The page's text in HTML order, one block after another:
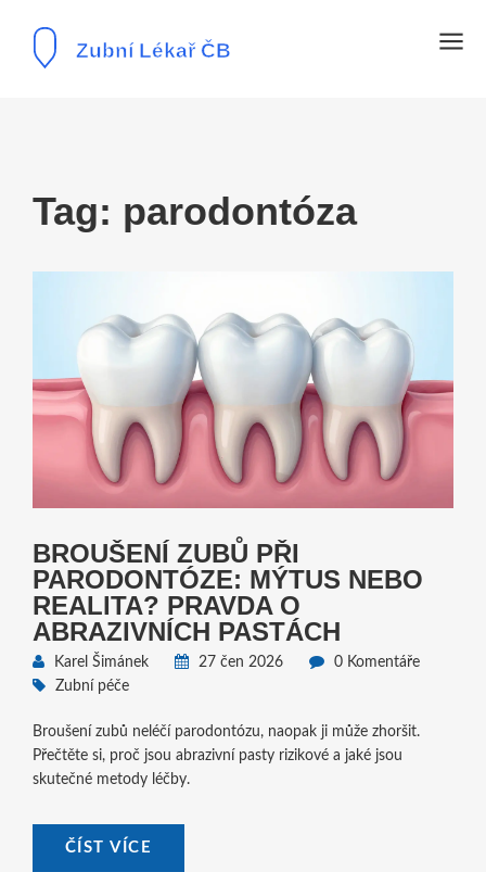
Tag: parodontóza
BROUŠENÍ ZUBŮ PŘI
PARODONTÓZE: MÝTUS NEBO
REALITA? PRAVDA O
ABRAZIVNÍCH PASTÁCH
Karel Šimánek 27 čen 2026
0 Komentáře
Zubní péče
Broušení zubů neléčí parodontózu, naopak ji může zhoršit.
Přečtěte si, proč jsou abrazivní pasty rizikové a jaké jsou
skutečné metody léčby.
ČÍST VÍCE